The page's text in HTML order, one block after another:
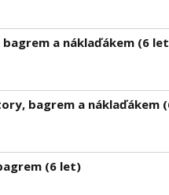
a náklaďákem (6
bagrem a náklaďákem
(6 let)